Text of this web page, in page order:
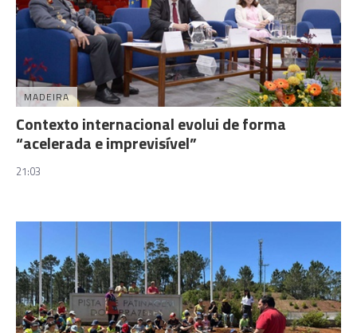
MADEIRA
Contexto internacional evolui de forma
“acelerada e imprevisível”
21:03